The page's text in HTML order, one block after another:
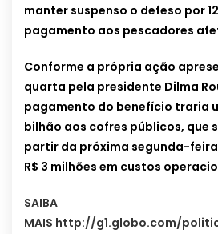
manter suspenso o defeso por
pagamento aos pescadores
Conforme a própria ação
quarta pela presidente Dilma
pagamento do benefício traria
bilhão aos cofres públicos, que
partir da próxima segunda-feira
R$ 3 milhões em custos
SAIBA
MAIS http://g1.globo.com/